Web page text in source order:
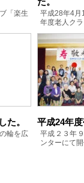
「楽生
平成28年4月
年度老人ク
た。
輪を広
平成24年
平成２３年
ンターにて